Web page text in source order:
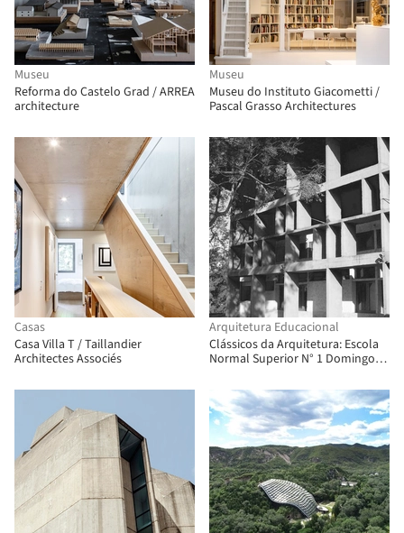
Museu
Reforma do Castelo Grad / ARREA
architecture
Museu
Museu do Instituto Giacometti /
Pascal Grasso Architectures
Casas
Casa Villa T / Taillandier
Architectes Associés
Arquitetura Educacional
Clássicos da Arquitetura: Escola
Normal Superior N° 1 Domingo
e Raúl Rivarola